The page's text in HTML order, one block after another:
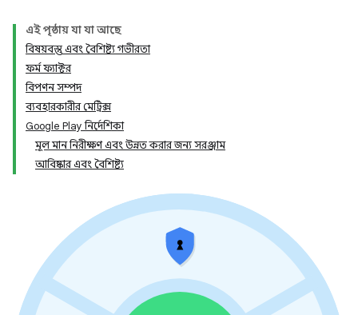
এই পৃষ্ঠায় যা যা আছে
বিষয়বস্তু এবং বৈশিষ্ট্য গভীরতা
ফর্ম ফ্যাক্টর
বিপণন সম্পদ
ব্যবহারকারীর মেট্রিক্স
Google Play নির্দেশিকা
মূল মান নিরীক্ষণ এবং উন্নত করার জন্য সরঞ্জাম
আবিষ্কার এবং বৈশিষ্ট্য